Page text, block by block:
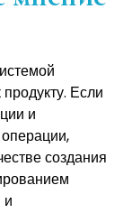
Если
и
создания
и